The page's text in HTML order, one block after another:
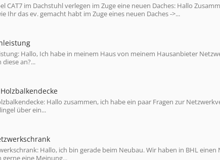
CAT7 im Dachstuhl verlegen im Zuge eine neuen Daches: Hallo
Ihr das ev. gemacht habt im Zuge eines neuen Daches ->...
Hallo, Ich habe in meinem Haus von meinem Hausanbieter
an?...
Hallo zusammen, ich habe ein paar Fragen zur
über ein...
Hallo, ich bin gerade beim Neubau. Wir haben in BHL
eine Meinung...